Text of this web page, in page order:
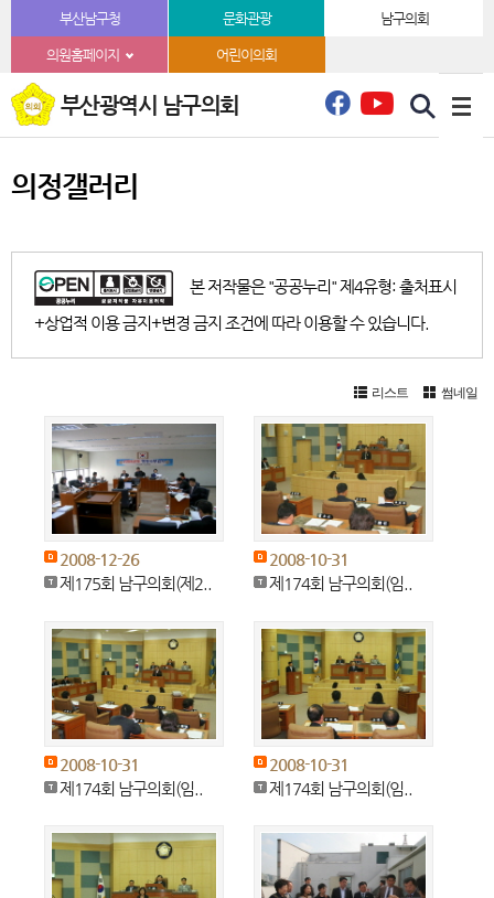
본문바로가기부산남구청 문화관광 남구의회
의원홈페이지 어린이의회
부산광역시 남구의회
의정갤러리
본 저작물은 "공공누리" 제4유형: 출처표시
+상업적 이용 금지+변경 금지 조건에 따라 이용할 수 있습니다.
리스트 썸네일
2008-12-26
제175회 남구의회(제2..
2008-10-31
제174회 남구의회(임..
2008-10-31
제174회 남구의회(임..
2008-10-31
제174회 남구의회(임..